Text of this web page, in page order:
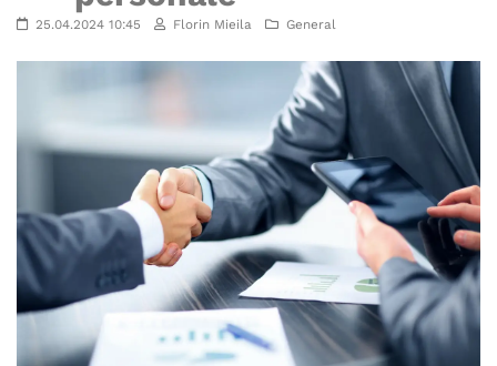
25.04.2024 10:45 Florin Mieila General